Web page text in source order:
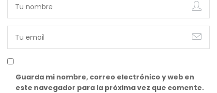
Guarda mi nombre, correo electrónico y web en
este navegador para la próxima vez que comente.